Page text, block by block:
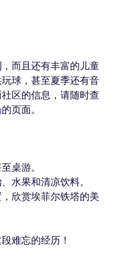
而且还有丰富的儿童
球，甚至夏季还有音
区的信息，请随时查
的页面。
桌游。
、水果和清凉饮料。
欣赏埃菲尔铁塔的美
难忘的经历！